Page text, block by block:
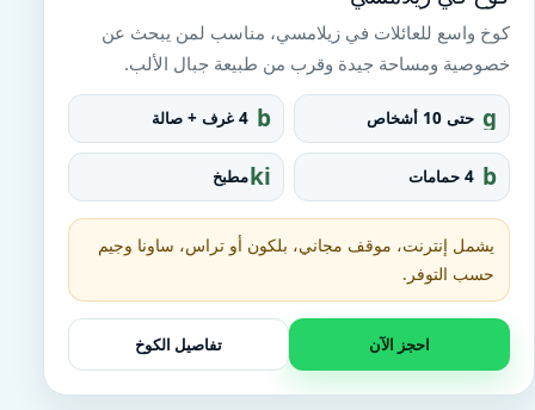
كوخ واسع للعائلات في زيلامسي، مناسب لمن يبحث عن
خصوصية ومساحة جيدة وقرب من طبيعة جبال الألب.
g
r
o
u
p
حتى 10 أشخاص b
e
d
4 غرف + صالة
b
at
h
t
u
b
4 حمامات ki
tc
h
e
مطبخ
يشمل إنترنت، موقف مجاني، بلكون أو تراس، ساونا وجيم
حسب التوفر.
احجز الآن تفاصيل الكوخ